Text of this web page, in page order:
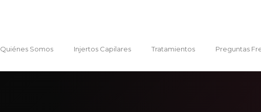
Quiénes Somos Injertos Capilares Tratamientos Preguntas